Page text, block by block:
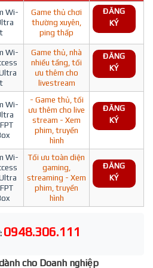
Wi-
Game thủ chơi
thường xuyên,
ping thấp
ĐĂNG
KÝ
Wi-
Game thủ, nhà
nhiều tầng, tối
ưu thêm cho
livestream
ĐĂNG
KÝ
Wi-
- Game thủ, tối
ưu thêm cho live
stream - Xem
phim, truyền
hình
ĐĂNG
KÝ
Wi-
Tối ưu toàn diện
gaming,
streaming - Xem
phim, truyền
hình
ĐĂNG
KÝ
: 0948.306.111
cho Doanh nghiệp